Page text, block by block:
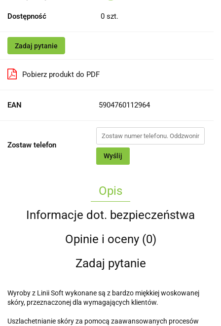
Dostępność 0 szt.
Zadaj pytanie
Pobierz produkt do PDF
EAN 5904760112964
Zostaw telefon
Wyślij
Opis
Informacje dot. bezpieczeństwa
Opinie i oceny (0)
Zadaj pytanie
Wyroby z Linii Soft wykonane są z bardzo miękkiej woskowanej
skóry, przeznaczonej dla wymagających klientów.
Uszlachetnianie skóry za pomocą zaawansowanych procesów